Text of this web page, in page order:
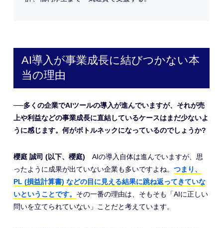
AI導入が事業成長に結びつかない本
当の理由
──多くの企業でAIツールの導入が進んでいますが、それが売
上や利益などの事業成長に直結しているケースはまだ少ないよ
うに感じます。何がボトルネックになっているのでしょうか?
櫻庭 誠司 (以下、櫻庭) AIの導入自体は進んでいますが、思
ったように成果が出ていない企業も多いですよね。 つまり、
PL (損益計算書) などの目に見える結果に跳ね返ってきていな
いということです。 その一番の理由は、そもそも「AIに正しい
問いを立てられていない」ことだと考えています。